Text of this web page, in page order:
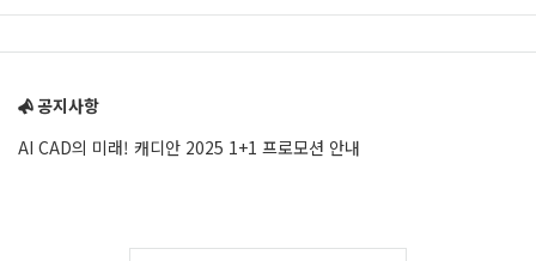
공지사항
AI CAD의 미래! 캐디안 2025 1+1 프로모션 안내